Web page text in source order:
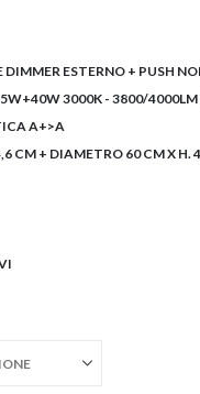
ESTERNO + PUSH
3000K - 3800/4000LM
A+>A
CM + DIAMETRO 60 CM X